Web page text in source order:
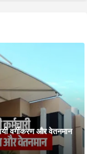
वर्गीकरण और वेतनमान